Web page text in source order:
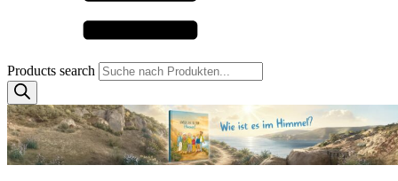
Products search